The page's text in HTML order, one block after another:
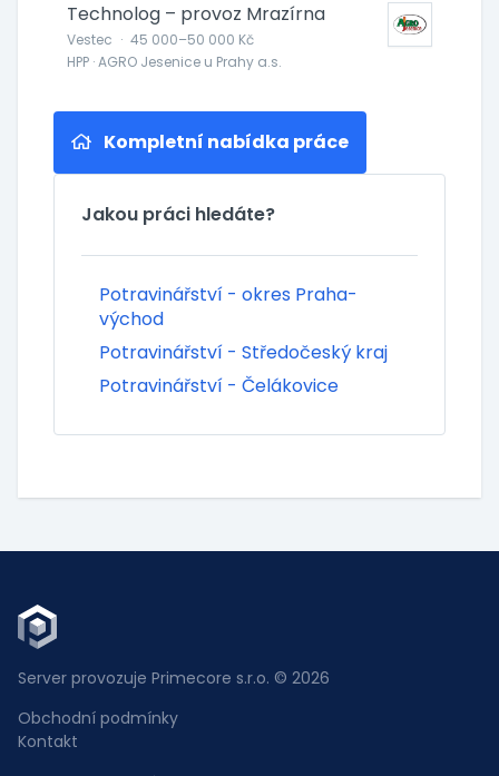
Technolog – provoz Mrazírna
Vestec · 45 000–50 000 Kč
HPP · AGRO Jesenice u Prahy a.s.
Kompletní nabídka práce
Jakou práci hledáte?
Potravinářství - okres Praha-
východ
Potravinářství - Středočeský kraj
Potravinářství - Čelákovice
Server provozuje Primecore s.r.o. © 2026
Obchodní podmínky
Kontakt